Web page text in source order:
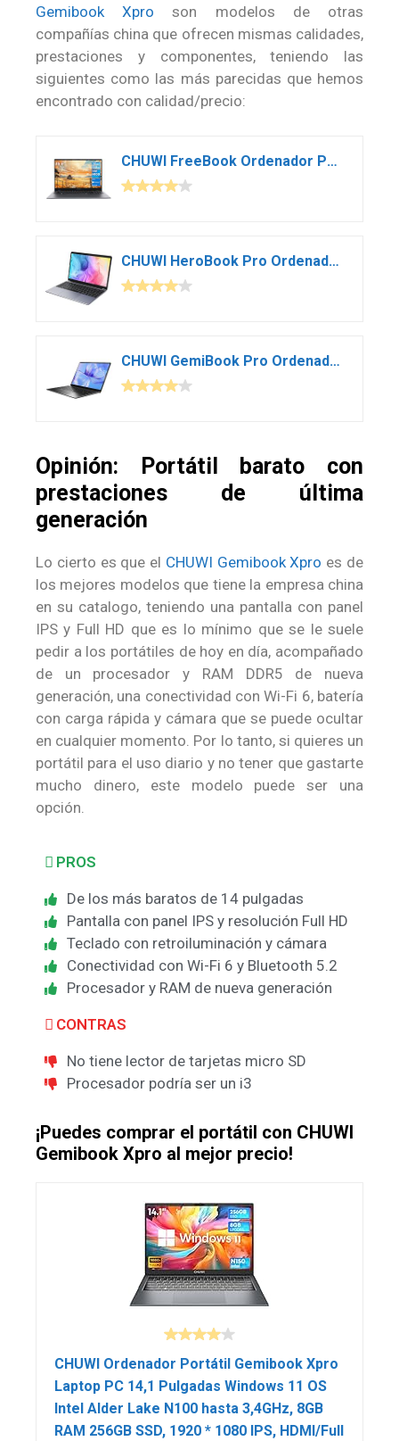
Gemibook Xpro son modelos de otras
compañías china que ofrecen mismas calidades,
prestaciones y componentes, teniendo las
siguientes como las más parecidas que hemos
encontrado con calidad/precio:
CHUWI FreeBook Ordenador Portatil de 13.5 Pulgadas Laptop Pantalla tactil, Windows 11 OS Yoga PC, 12GB RAM 512GB SSD 2256x1504p, Intel Celeron N5100 Quad Core hasta 2.8 GHz,WiFi 6
CHUWI HeroBook Pro Ordenador Portátil Ultrabook Windows 11 Laptop 14.1′ Intel Celeron N4020 hasta 2.8 GHz, 4K 1920 * 1080, 8G RAM 256G SSD, WiFi, USB 3.0, 38Wh
CHUWI GemiBook Pro Ordenador portatil Ultrabook 14 Pulgadas Laptop RAM 8GB RAM+256GB SSD Windows 11, Intel Celeron N5100 hasta 2.7Ghz, 2160 x 1440 IPS,Wi-Fi,USB-C, BT5.1, Teclado retroiluminado
Opinión: Portátil barato con
prestaciones de última
generación
Lo cierto es que el CHUWI Gemibook Xpro es de
los mejores modelos que tiene la empresa china
en su catalogo, teniendo una pantalla con panel
IPS y Full HD que es lo mínimo que se le suele
pedir a los portátiles de hoy en día, acompañado
de un procesador y RAM DDR5 de nueva
generación, una conectividad con Wi-Fi 6, batería
con carga rápida y cámara que se puede ocultar
en cualquier momento. Por lo tanto, si quieres un
portátil para el uso diario y no tener que gastarte
mucho dinero, este modelo puede ser una
opción.
PROS
De los más baratos de 14 pulgadas
Pantalla con panel IPS y resolución Full HD
Teclado con retroiluminación y cámara
Conectividad con Wi-Fi 6 y Bluetooth 5.2
Procesador y RAM de nueva generación
CONTRAS
No tiene lector de tarjetas micro SD
Procesador podría ser un i3
¡Puedes comprar el portátil con CHUWI
Gemibook Xpro al mejor precio!
CHUWI Ordenador Portátil Gemibook Xpro
Laptop PC 14,1 Pulgadas Windows 11 OS
Intel Alder Lake N100 hasta 3,4GHz, 8GB
RAM 256GB SSD, 1920 * 1080 IPS, HDMI/Full